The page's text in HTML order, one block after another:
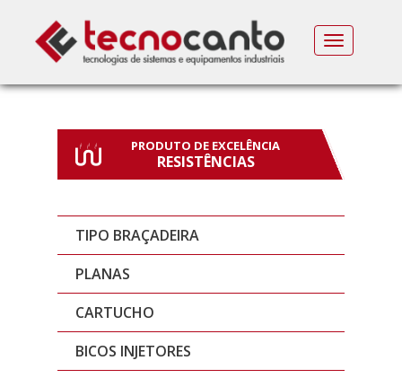
MENU
PRODUTO DE EXCELÊNCIA
RESISTÊNCIAS
TIPO BRAÇADEIRA
PLANAS
CARTUCHO
BICOS INJETORES